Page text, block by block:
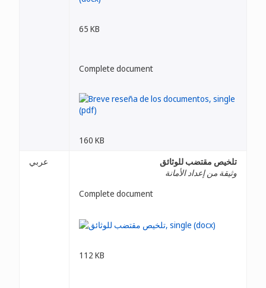
65 KB
Complete document
160 KB
عربي
تلخيص مقتضب للوثائق
وثيقة من إعداد الأمانة
Complete document
112 KB